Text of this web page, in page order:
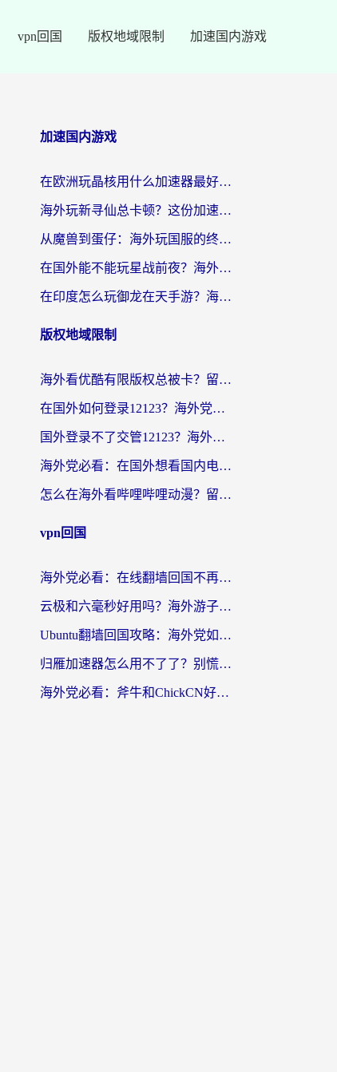
vpn回国 版权地域限制 加速国内游戏
加速国内游戏
在欧洲玩晶核用什么加速器最好呢？一个老玩家的真心话
海外玩新寻仙总卡顿？这份加速器选择指南让你秒回国服流畅体验
从魔兽到蛋仔：海外玩国服的终极加速指南，找到你的专属高速通道
在国外能不能玩星战前夜？海外党国服游戏不卡顿的秘密武器在这里
在印度怎么玩御龙在天手游？海外党畅玩国服的终极生存指南
版权地域限制
海外看优酷有限版权总被卡？留学生亲测有效的回国加速器选择指南
在国外如何登录12123？海外党必备的回国加速实用指南
国外登录不了交管12123？海外华人亲测有效的回国加速器选择指南
海外党必看：在国外想看国内电视剧用什么软件？3步解决地域限制
怎么在海外看哔哩哔哩动漫？留学生亲测有效的回国加速方案
vpn回国
海外党必看：在线翻墙回国不再难！教你选对加速器无缝刷国内资源
云极和六毫秒好用吗？海外游子解锁国内资源的真实答案
Ubuntu翻墙回国攻略：海外党如何选对加速器，无缝刷国内剧玩游戏？
归雁加速器怎么用不了了？别慌，这篇指南教你如何丝滑“回家”
海外党必看：斧牛和ChickCN好用吗？3款热门加速器实测+番茄加速器深度体验